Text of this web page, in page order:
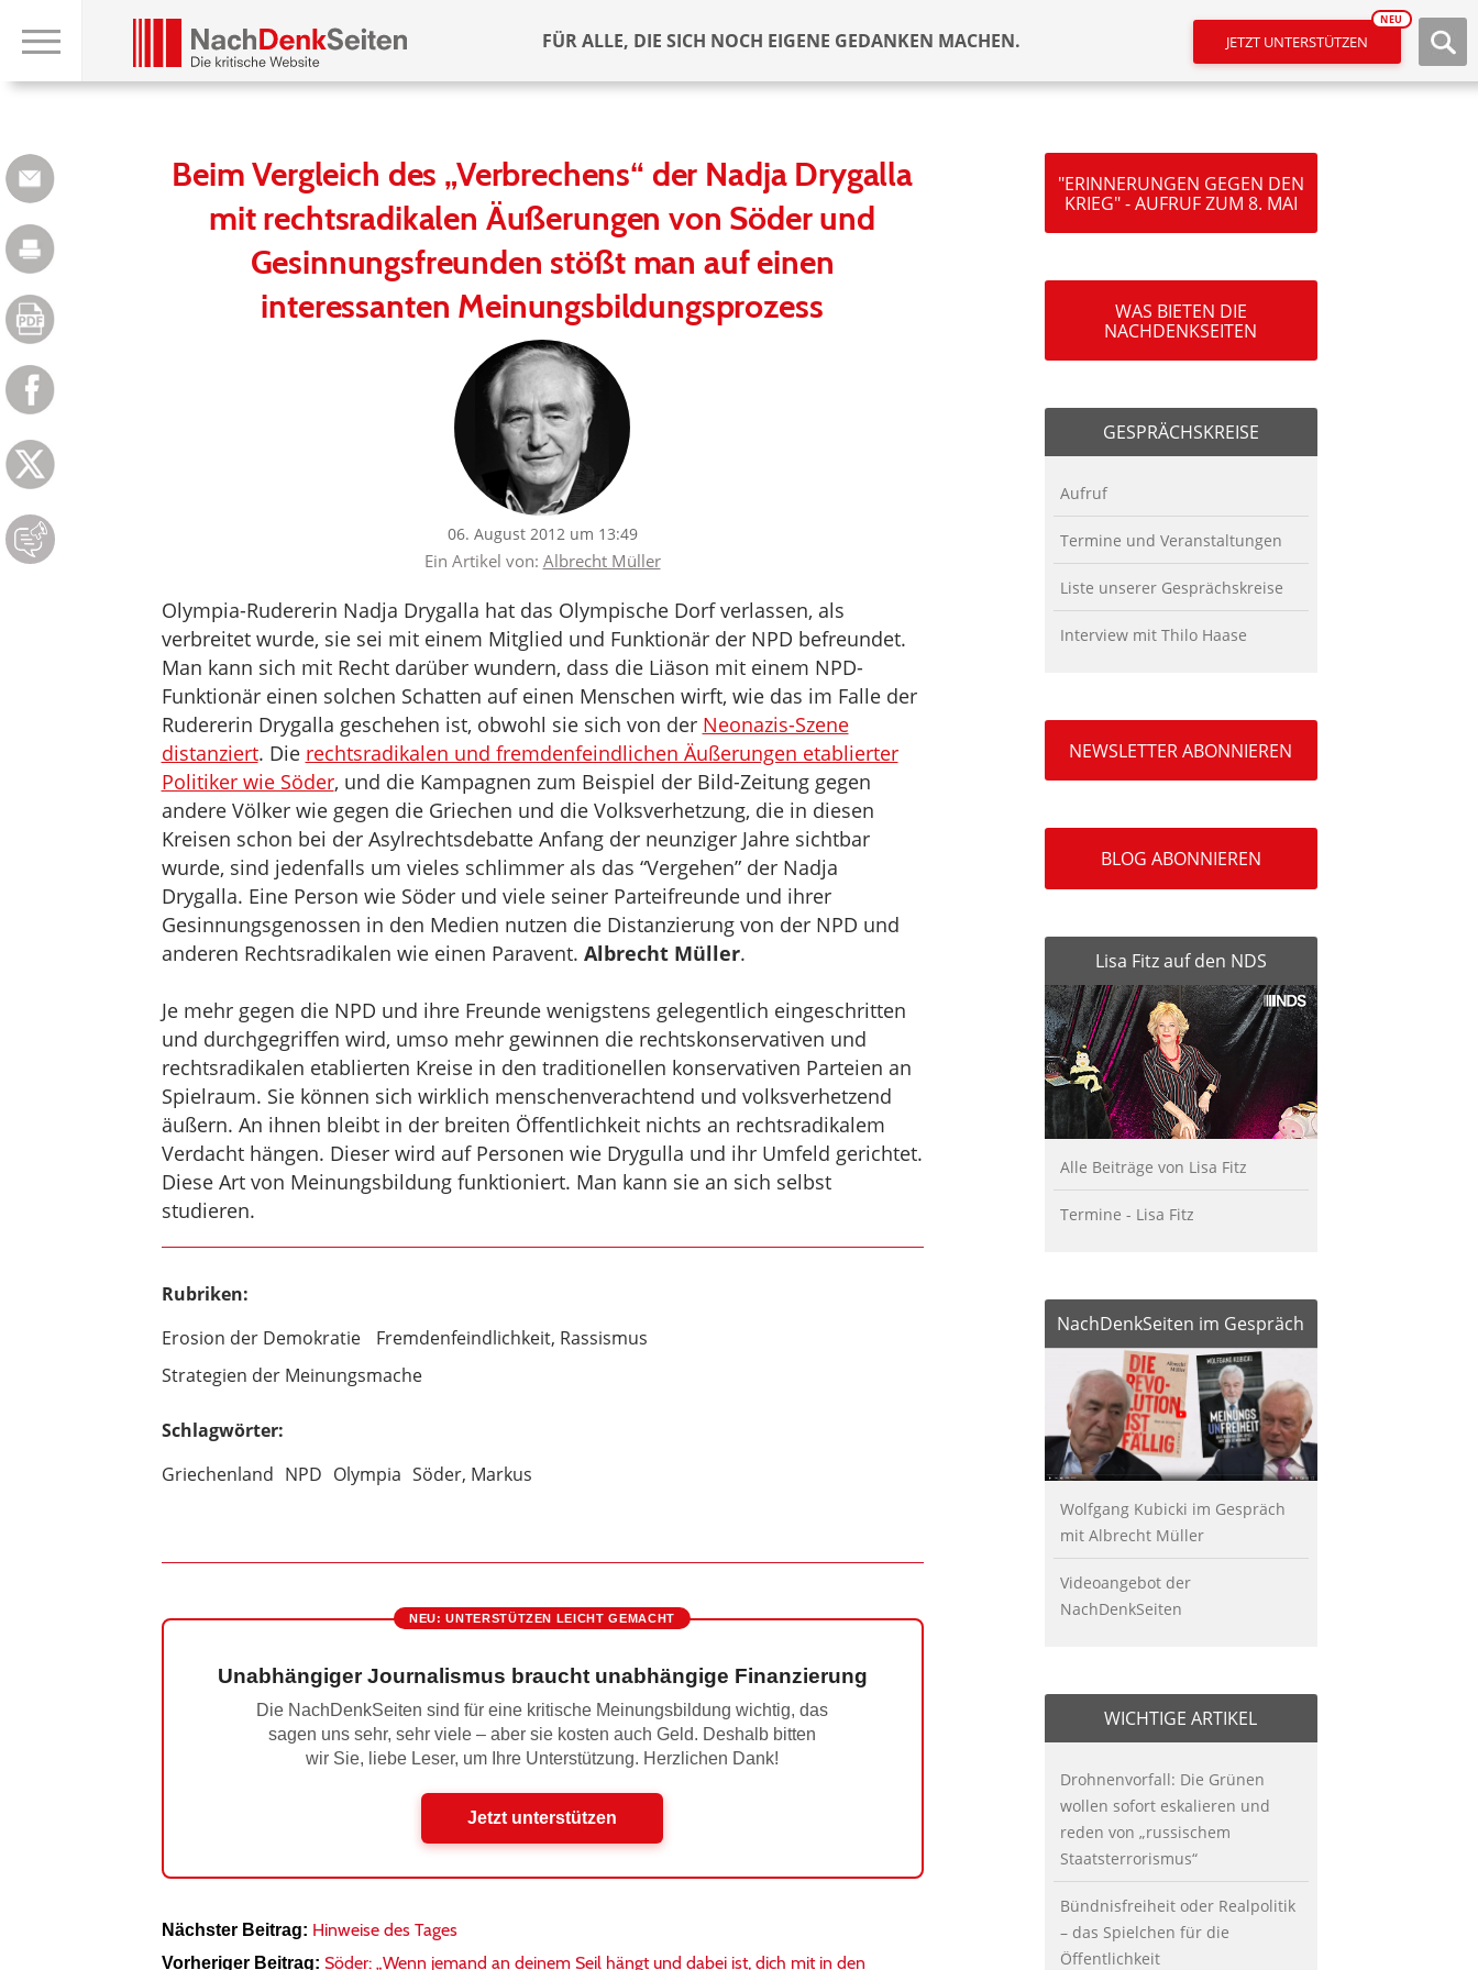
FÜR ALLE, DIE SICH NOCH EIGENE GEDANKEN MACHEN. JETZT UNTERSTÜTZEN
NEU
Beim Vergleich des „Verbrechens“ der Nadja Drygalla
mit rechtsradikalen Äußerungen von Söder und
Gesinnungsfreunden stößt man auf einen
interessanten Meinungsbildungsprozess
06. August 2012 um 13:49
Ein Artikel von: Albrecht Müller
Olympia-Rudererin Nadja Drygalla hat das Olympische Dorf verlassen, als
verbreitet wurde, sie sei mit einem Mitglied und Funktionär der NPD befreundet.
Man kann sich mit Recht darüber wundern, dass die Liäson mit einem NPD-
Funktionär einen solchen Schatten auf einen Menschen wirft, wie das im Falle der
Rudererin Drygalla geschehen ist, obwohl sie sich von der Neonazis-Szene
distanziert. Die rechtsradikalen und fremdenfeindlichen Äußerungen etablierter
Politiker wie Söder, und die Kampagnen zum Beispiel der Bild-Zeitung gegen
andere Völker wie gegen die Griechen und die Volksverhetzung, die in diesen
Kreisen schon bei der Asylrechtsdebatte Anfang der neunziger Jahre sichtbar
wurde, sind jedenfalls um vieles schlimmer als das “Vergehen” der Nadja
Drygalla. Eine Person wie Söder und viele seiner Parteifreunde und ihrer
Gesinnungsgenossen in den Medien nutzen die Distanzierung von der NPD und
anderen Rechtsradikalen wie einen Paravent. Albrecht Müller.
Je mehr gegen die NPD und ihre Freunde wenigstens gelegentlich eingeschritten
und durchgegriffen wird, umso mehr gewinnen die rechtskonservativen und
rechtsradikalen etablierten Kreise in den traditionellen konservativen Parteien an
Spielraum. Sie können sich wirklich menschenverachtend und volksverhetzend
äußern. An ihnen bleibt in der breiten Öffentlichkeit nichts an rechtsradikalem
Verdacht hängen. Dieser wird auf Personen wie Drygulla und ihr Umfeld gerichtet.
Diese Art von Meinungsbildung funktioniert. Man kann sie an sich selbst
studieren.
Rubriken:
Erosion der Demokratie
Fremdenfeindlichkeit, Rassismus
Strategien der Meinungsmache
Schlagwörter:
Griechenland NPD Olympia Söder, Markus
NEU: UNTERSTÜTZEN LEICHT GEMACHT
Unabhängiger Journalismus braucht unabhängige Finanzierung
Die NachDenkSeiten sind für eine kritische Meinungsbildung wichtig, das
sagen uns sehr, sehr viele – aber sie kosten auch Geld. Deshalb bitten
wir Sie, liebe Leser, um Ihre Unterstützung. Herzlichen Dank!
Jetzt unterstützen
Nächster Beitrag: Hinweise des Tages
Vorheriger Beitrag: Söder: „Wenn jemand an deinem Seil hängt und dabei ist, dich mit in den
"ERINNERUNGEN GEGEN DEN
KRIEG" - AUFRUF ZUM 8. MAI
WAS BIETEN DIE
NACHDENKSEITEN
GESPRÄCHSKREISE
Aufruf
Termine und Veranstaltungen
Liste unserer Gesprächskreise
Interview mit Thilo Haase
NEWSLETTER ABONNIEREN
BLOG ABONNIEREN
Lisa Fitz auf den NDS
Alle Beiträge von Lisa Fitz
Termine - Lisa Fitz
NachDenkSeiten im Gespräch
Wolfgang Kubicki im Gespräch
mit Albrecht Müller
Videoangebot der
NachDenkSeiten
WICHTIGE ARTIKEL
Drohnenvorfall: Die Grünen
wollen sofort eskalieren und
reden von „russischem
Staatsterrorismus“
Bündnisfreiheit oder Realpolitik
– das Spielchen für die
Öffentlichkeit